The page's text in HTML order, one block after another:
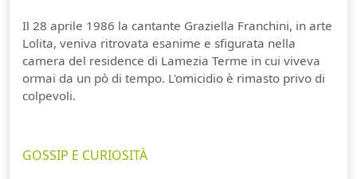
Il 28 aprile 1986 la cantante Graziella Franchini, in arte
Lolita, veniva ritrovata esanime e sfigurata nella
camera del residence di Lamezia Terme in cui viveva
ormai da un pò di tempo. L'omicidio è rimasto privo di
colpevoli.
GOSSIP E CURIOSITÀ